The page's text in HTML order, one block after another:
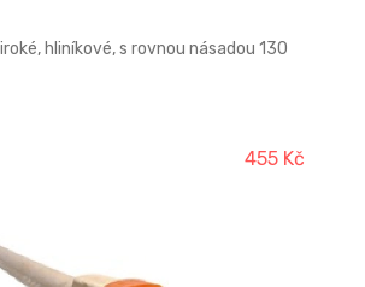
hliníkové, s rovnou násadou 130
455 Kč